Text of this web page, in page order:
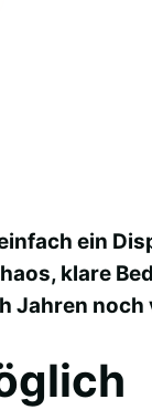
ein
klare
Jahren